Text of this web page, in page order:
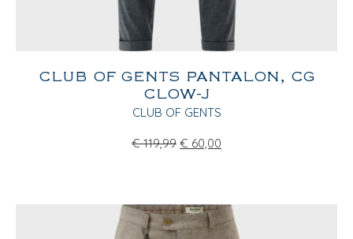
CLUB OF GENTS PANTALON, CG
CLOW-J
CLUB OF GENTS
€ 119,99 € 60,00